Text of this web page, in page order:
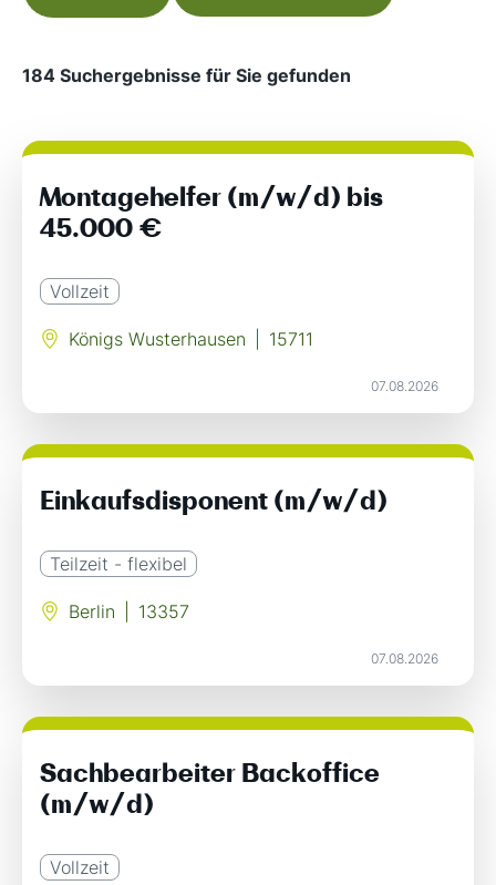
184 Suchergebnisse für Sie gefunden
Montagehelfer (m/w/d) bis
45.000 €
Vollzeit
Königs Wusterhausen 15711
07.08.2026
Einkaufsdisponent (m/w/d)
Teilzeit - flexibel
Berlin 13357
07.08.2026
Sachbearbeiter Backoffice
(m/w/d)
Vollzeit